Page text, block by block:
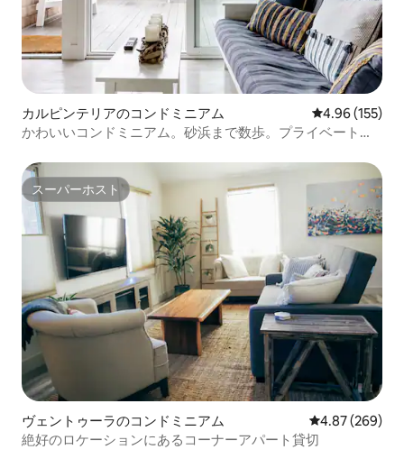
カルピンテリアのコンドミニアム レビュー155
4.96 (155)
かわいいコンドミニアム。砂浜まで数歩。プライベートバ
スーパーホスト
スーパーホスト
ヴェントゥーラのコンドミニアム レビュー269
4.87 (269)
絶好のロケーションにあるコーナーアパート貸切